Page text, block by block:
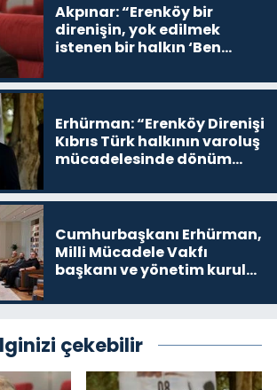
Akpınar: “Erenköy bir
direnişin, yok edilmek
istenen bir halkın ‘Ben
devam edeceğim’ dediği
Erhürman: “Erenköy Direnişi
Kıbrıs Türk halkının varoluş
mücadelesinde dönüm
Cumhurbaşkanı Erhürman,
Milli Mücadele Vakfı
başkanı ve yönetim kurulu
çekebilir